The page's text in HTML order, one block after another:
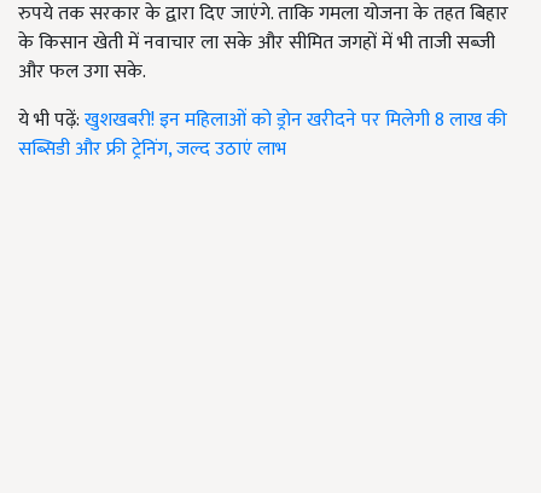
रुपये तक सरकार के द्वारा दिए जाएंगे. ताकि गमला योजना के तहत बिहार
के किसान खेती में नवाचार ला सके और सीमित जगहों में भी ताजी सब्जी
और फल उगा सके.
ये भी पढ़ें:खुशखबरी! इन महिलाओं को ड्रोन खरीदने पर मिलेगी 8 लाख की
सब्सिडी और फ्री ट्रेनिंग, जल्द उठाएं लाभ